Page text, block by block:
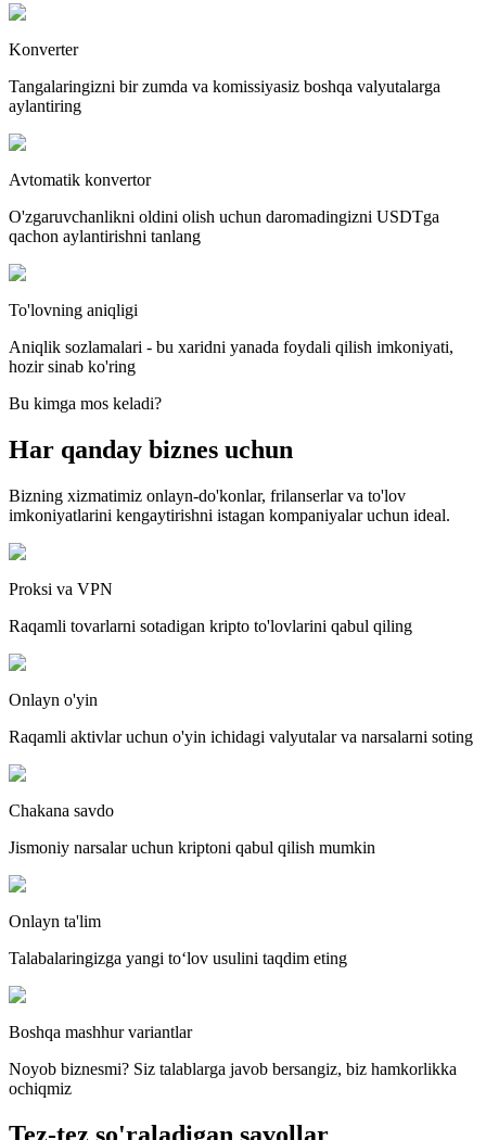
Konverter
Tangalaringizni bir zumda va komissiyasiz boshqa valyutalarga
aylantiring
Avtomatik konvertor
O'zgaruvchanlikni oldini olish uchun daromadingizni USDTga
qachon aylantirishni tanlang
To'lovning aniqligi
Aniqlik sozlamalari - bu xaridni yanada foydali qilish imkoniyati,
hozir sinab ko'ring
Bu kimga mos keladi?
Har qanday biznes uchun
Bizning xizmatimiz onlayn-do'konlar, frilanserlar va to'lov
imkoniyatlarini kengaytirishni istagan kompaniyalar uchun ideal.
Proksi va VPN
Raqamli tovarlarni sotadigan kripto to'lovlarini qabul qiling
Onlayn o'yin
Raqamli aktivlar uchun o'yin ichidagi valyutalar va narsalarni soting
Chakana savdo
Jismoniy narsalar uchun kriptoni qabul qilish mumkin
Onlayn ta'lim
Talabalaringizga yangi toʻlov usulini taqdim eting
Boshqa mashhur variantlar
Noyob biznesmi? Siz talablarga javob bersangiz, biz hamkorlikka
ochiqmiz